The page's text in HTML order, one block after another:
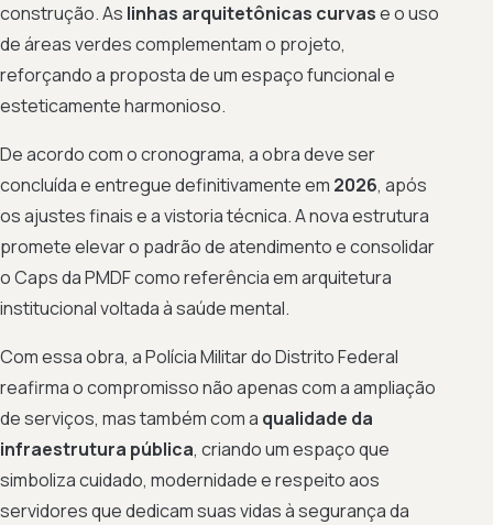
construção. As linhas arquitetônicas curvase o uso
de áreas verdes complementam o projeto,
reforçando a proposta de um espaço funcional e
esteticamente harmonioso.
De acordo com o cronograma, a obra deve ser
concluída e entregue definitivamente em 2026, após
os ajustes finais e a vistoria técnica. A nova estrutura
promete elevar o padrão de atendimento e consolidar
o Caps da PMDF como referência em arquitetura
institucional voltada à saúde mental.
Com essa obra, a Polícia Militar do Distrito Federal
reafirma o compromisso não apenas com a ampliação
de serviços, mas também com a qualidade da
infraestrutura pública, criando um espaço que
simboliza cuidado, modernidade e respeito aos
servidores que dedicam suas vidas à segurança da